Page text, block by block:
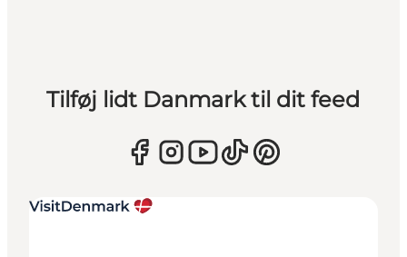
Tilføj lidt Danmark til dit feed